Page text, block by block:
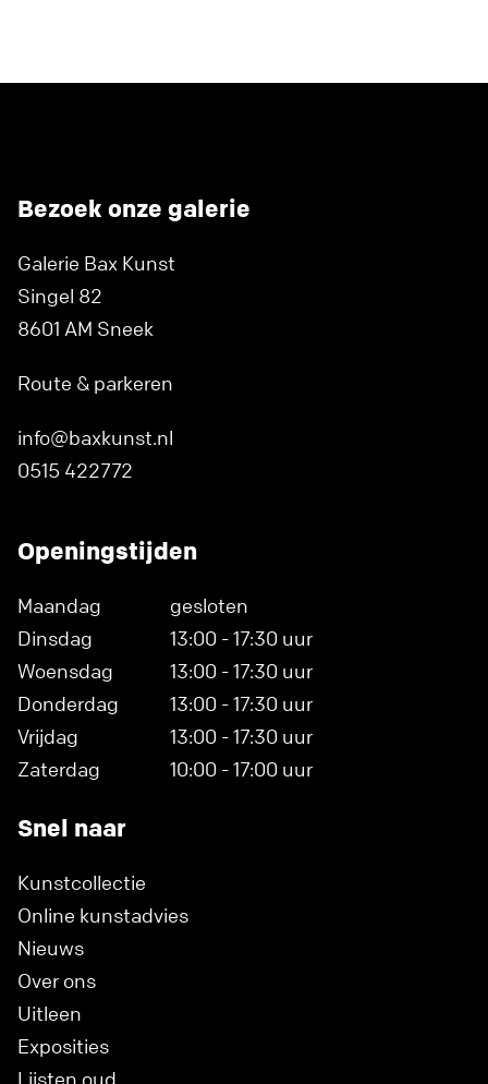
Bezoek onze galerie
Galerie Bax Kunst
Singel 82
8601 AM Sneek
Route & parkeren
info@baxkunst.nl
0515 422772
Openingstijden
Maandag
gesloten
Dinsdag
13:00 - 17:30 uur
Woensdag
13:00 - 17:30 uur
Donderdag
13:00 - 17:30 uur
Vrijdag
13:00 - 17:30 uur
Zaterdag
10:00 - 17:00 uur
Snel naar
Kunstcollectie
Online kunstadvies
Nieuws
Over ons
Uitleen
Exposities
Lijsten oud